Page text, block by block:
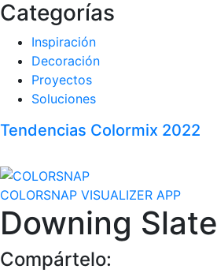
Categorías
Inspiración
Decoración
Proyectos
Soluciones
Tendencias Colormix 2022
COLORSNAP VISUALIZER APP
Downing Slate
Compártelo: